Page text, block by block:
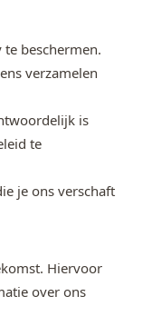
beschermen.
verzamelen
is
te
je ons verschaft
Hiervoor
over ons